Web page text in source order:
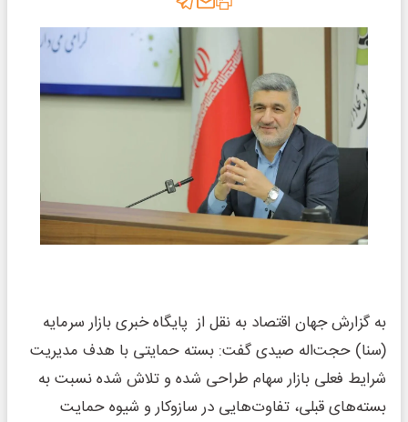
به گزارش جهان اقتصاد به نقل از پایگاه خبری بازار سرمایه
(سنا) حجت‌اله صیدی گفت: بسته حمایتی با هدف مدیریت
شرایط فعلی بازار سهام طراحی شده و تلاش شده نسبت به
بسته‌های قبلی، تفاوت‌هایی در سازوکار و شیوه حمایت